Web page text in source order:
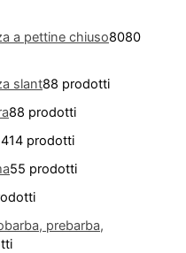
a pettine chiuso8080
slant88 prodotti
88 prodotti
14 prodotti
55 prodotti
prebarba,